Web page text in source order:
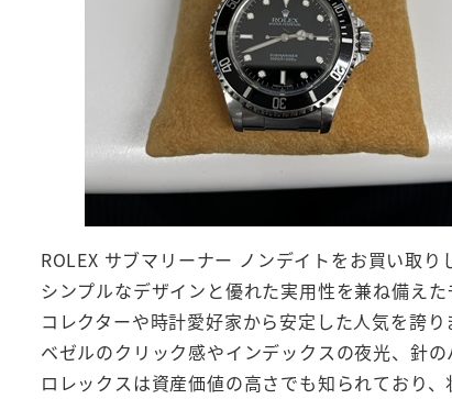
ROLEX サブマリーナー ノンデイトをお買い取
シンプルなデザインと優れた実用性を兼ね備え
コレクターや時計愛好家から安定した人気を誇
ベゼルのクリック感やインデックスの夜光、針
ロレックスは資産価値の高さでも知られており